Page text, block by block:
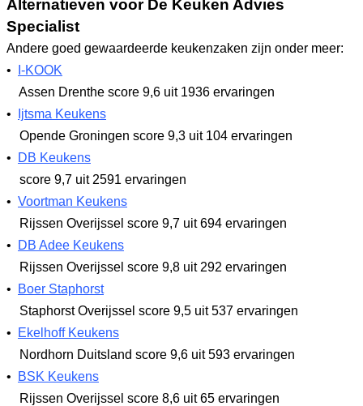
Alternatieven voor De Keuken Advies
Specialist
Andere goed gewaardeerde keukenzaken zijn onder meer:
•
I-KOOK
Assen Drenthe score 9,6 uit 1936 ervaringen
•
Ijtsma Keukens
Opende Groningen score 9,3 uit 104 ervaringen
•
DB Keukens
score 9,7 uit 2591 ervaringen
• Voortman Keukens
Rijssen Overijssel score 9,7 uit 694 ervaringen
•
DB Adee Keukens
Rijssen Overijssel score 9,8 uit 292 ervaringen
•
Boer Staphorst
Staphorst Overijssel score 9,5 uit 537 ervaringen
•
Ekelhoff Keukens
Nordhorn Duitsland score 9,6 uit 593 ervaringen
•
BSK Keukens
Rijssen Overijssel score 8,6 uit 65 ervaringen